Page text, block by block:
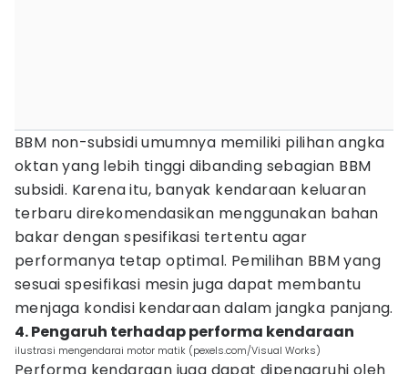
BBM non-subsidi umumnya memiliki pilihan angka
oktan yang lebih tinggi dibanding sebagian BBM
subsidi. Karena itu, banyak kendaraan keluaran
terbaru direkomendasikan menggunakan bahan
bakar dengan spesifikasi tertentu agar
performanya tetap optimal. Pemilihan BBM yang
sesuai spesifikasi mesin juga dapat membantu
menjaga kondisi kendaraan dalam jangka panjang.
4. Pengaruh terhadap performa kendaraan
ilustrasi mengendarai motor matik (pexels.com/Visual Works)